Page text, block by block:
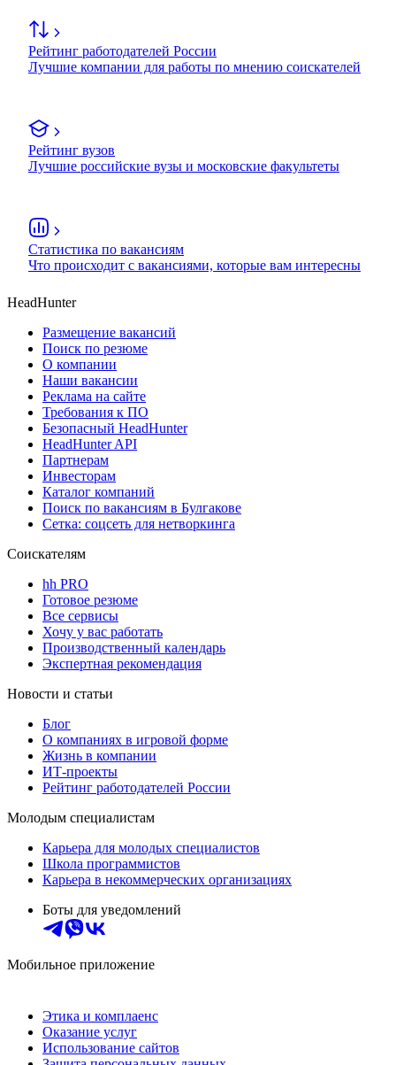
Рейтинг работодателей России
Лучшие компании для работы по мнению соискателей
Рейтинг вузов
Лучшие российские вузы и московские факультеты
Статистика по вакансиям
Что происходит с вакансиями, которые вам интересны
HeadHunter
Размещение вакансий
Поиск по резюме
О компании
Наши вакансии
Реклама на сайте
Требования к ПО
Безопасный HeadHunter
HeadHunter API
Партнерам
Инвесторам
Каталог компаний
Поиск по вакансиям в Булгакове
Сетка: соцсеть для нетворкинга
Соискателям
hh PRO
Готовое резюме
Все сервисы
Хочу у вас работать
Производственный календарь
Экспертная рекомендация
Новости и статьи
Блог
О компаниях в игровой форме
Жизнь в компании
ИТ-проекты
Рейтинг работодателей России
Молодым специалистам
Карьера для молодых специалистов
Школа программистов
Карьера в некоммерческих организациях
Боты для уведомлений
Мобильное приложение
Этика и комплаенс
Оказание услуг
Использование сайтов